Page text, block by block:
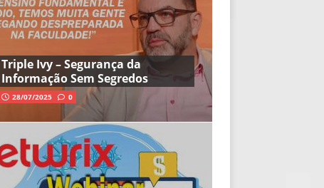
Triple Ivy – Segurança da
Informação Sem Segredos
28/07/2025 0